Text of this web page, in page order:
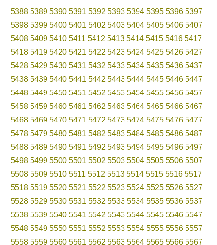
5388 5389 5390 5391 5392 5393 5394 5395 5396 5397
5398 5399 5400 5401 5402 5403 5404 5405 5406 5407
5408 5409 5410 5411 5412 5413 5414 5415 5416 5417
5418 5419 5420 5421 5422 5423 5424 5425 5426 5427
5428 5429 5430 5431 5432 5433 5434 5435 5436 5437
5438 5439 5440 5441 5442 5443 5444 5445 5446 5447
5448 5449 5450 5451 5452 5453 5454 5455 5456 5457
5458 5459 5460 5461 5462 5463 5464 5465 5466 5467
5468 5469 5470 5471 5472 5473 5474 5475 5476 5477
5478 5479 5480 5481 5482 5483 5484 5485 5486 5487
5488 5489 5490 5491 5492 5493 5494 5495 5496 5497
5498 5499 5500 5501 5502 5503 5504 5505 5506 5507
5508 5509 5510 5511 5512 5513 5514 5515 5516 5517
5518 5519 5520 5521 5522 5523 5524 5525 5526 5527
5528 5529 5530 5531 5532 5533 5534 5535 5536 5537
5538 5539 5540 5541 5542 5543 5544 5545 5546 5547
5548 5549 5550 5551 5552 5553 5554 5555 5556 5557
5558 5559 5560 5561 5562 5563 5564 5565 5566 5567